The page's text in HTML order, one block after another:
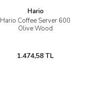
Hario
Hario Coffee Server 600
Olive Wood
1.474,58 TL